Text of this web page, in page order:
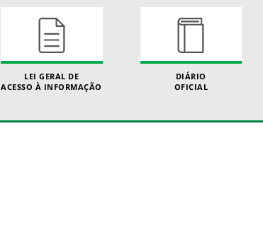
LEI GERAL DE
ACESSO À INFORMAÇÃO
DIÁRIO
OFICIAL